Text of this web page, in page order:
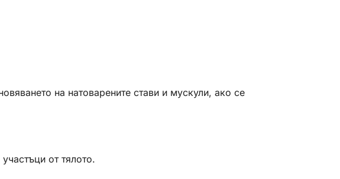
на натоварените стави и мускули, ако се
от тялото.